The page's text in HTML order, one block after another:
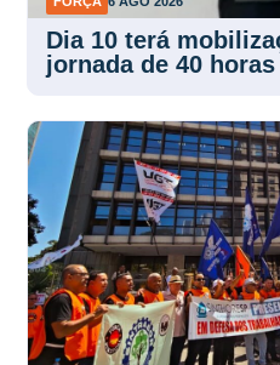
Dia 10 terá
jornada de 40 horas